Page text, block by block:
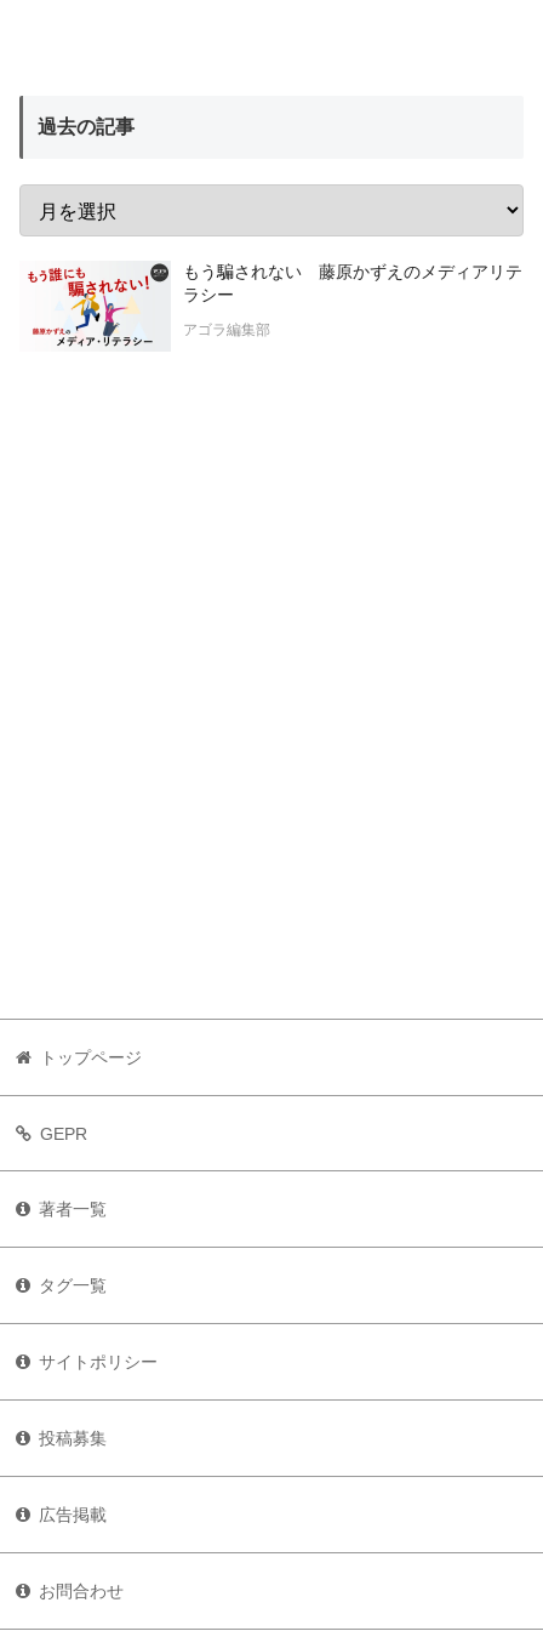
過去の記事
もう騙されない 藤原かずえのメディアリテ
ラシー
アゴラ編集部
トップページ
GEPR
著者一覧
タグ一覧
サイトポリシー
投稿募集
広告掲載
お問合わせ